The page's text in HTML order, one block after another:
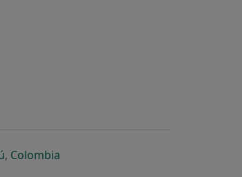
záložce
v nové záložce
se otevře v nové záložce
, Colombiase otevře v nové záložce